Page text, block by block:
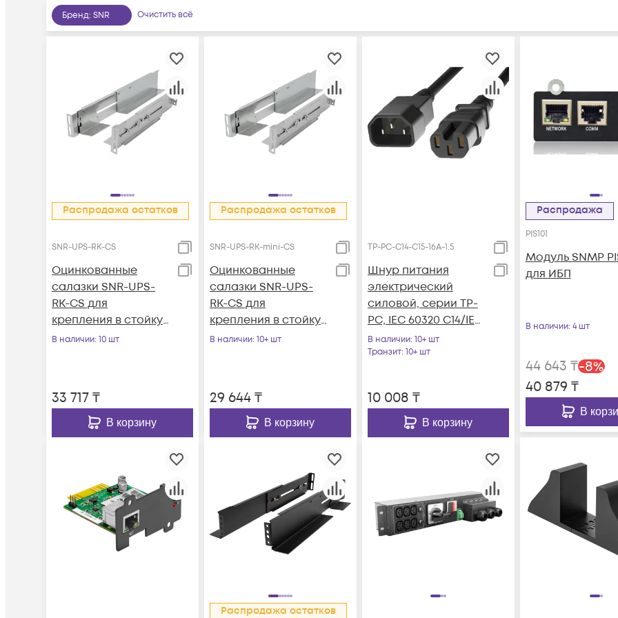
Бренд: SNR Очистить всё
Распродажа остатков
SNR-UPS-RK-CS
Оцинкованные
салазки SNR-UPS-
RK-CS для
крепления в стойку
ИБП серии SNR-UPS
В наличии: 10 шт
33 717₸
В корзину
Распродажа остатков
SNR-UPS-RK-mini-CS
Оцинкованные
cалазки SNR-UPS-
RK-CS для
крепления в стойку
глубиной 600-
В наличии: 10+ шт
29 644₸
В корзину
TP-PC-С14-C15-16A-1.5
Шнур питания
электрический
силовой, серии TP-
PC, IEC 60320 С14/IEC
60320 С15 прямой,
250B, 16A, 3х1.5 мм2,
В наличии: 10+ шт
Транзит: 10+ шт
10 008 ₸
В корзину
Распродажа
PIS101
Модуль SNMP
для ИБП
В наличии: 4 шт
44 643 ₸-8%
40 879 ₸
В
Распродажа остатков